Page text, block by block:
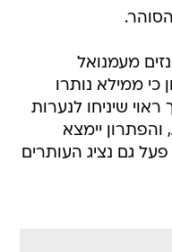
מעמנואל
ממילא נותרו
ראוי שיניחו לנערות
יימצא
גם נציג העותרים